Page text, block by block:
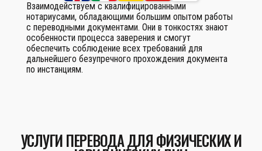
Взаимодействуем с квалифицированными
нотариусами, обладающими большим опытом работы
с переводными документами. Они в тонкостях знают
особенности процесса заверения и смогут
обеспечить соблюдение всех требований для
дальнейшего безупречного прохождения документа
по инстанциям.
УСЛУГИ ПЕРЕВОДА ДЛЯ ФИЗИЧЕСКИХ И